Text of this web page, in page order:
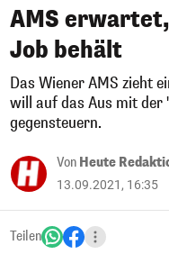
AMS
Job behält
Das Wiener AMS zieht
will auf das Aus mit der
gegensteuern.
Von Heute
13.09.2021, 16:35
Teilen